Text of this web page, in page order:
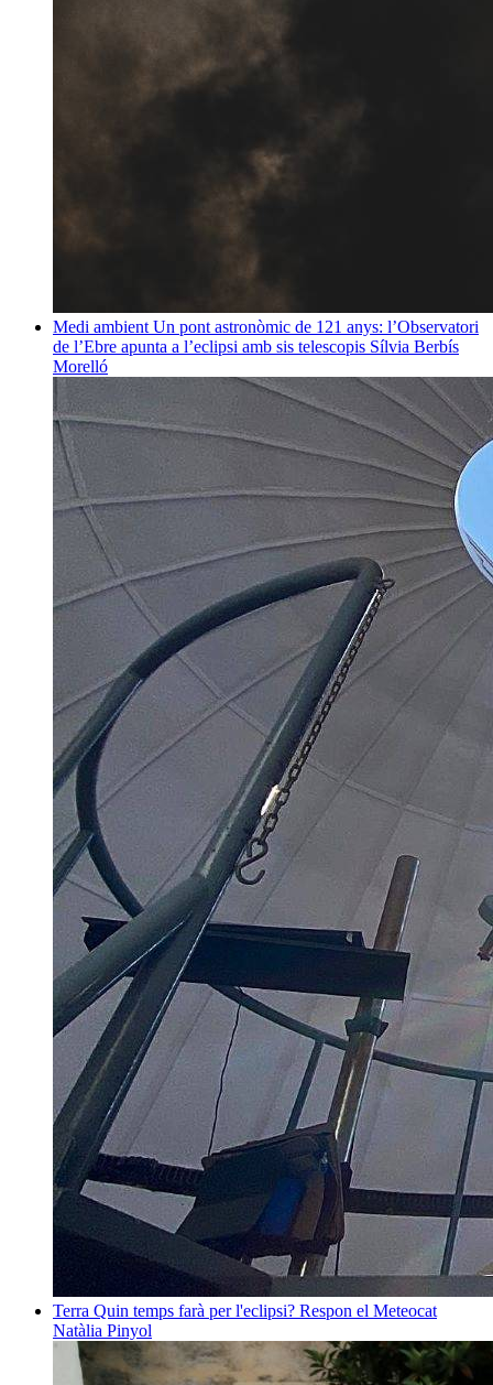
Medi ambient Un pont astronòmic de 121 anys: l’Observatori
de l’Ebre apunta a l’eclipsi amb sis telescopis Sílvia Berbís
Morelló
Terra Quin temps farà per l'eclipsi? Respon el Meteocat
Natàlia Pinyol